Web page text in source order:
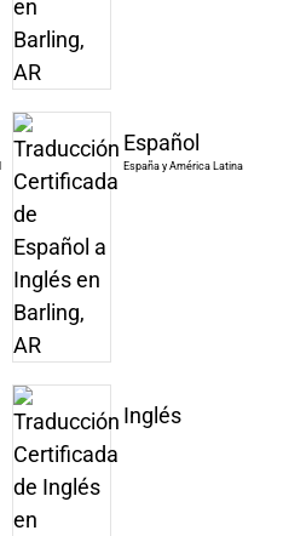
Español
España y América Latina
Inglés